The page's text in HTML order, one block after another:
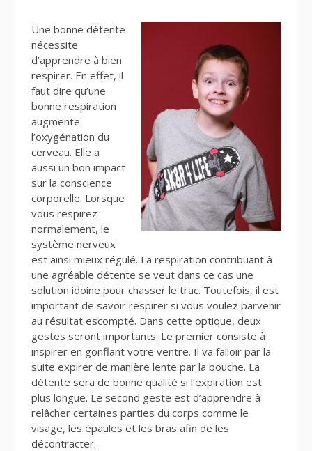
Une bonne détente
nécessite
d’apprendre à bien
respirer. En effet, il
faut dire qu’une
bonne respiration
augmente
l’oxygénation du
cerveau. Elle a
aussi un bon impact
sur la conscience
corporelle. Lorsque
vous respirez
normalement, le
système nerveux
est ainsi mieux régulé. La respiration contribuant à
une agréable détente se veut dans ce cas une
solution idoine pour chasser le trac. Toutefois, il est
important de savoir respirer si vous voulez parvenir
au résultat escompté. Dans cette optique, deux
gestes seront importants. Le premier consiste à
inspirer en gonflant votre ventre. Il va falloir par la
suite expirer de manière lente par la bouche. La
détente sera de bonne qualité si l’expiration est
plus longue. Le second geste est d’apprendre à
relâcher certaines parties du corps comme le
visage, les épaules et les bras afin de les
décontracter.